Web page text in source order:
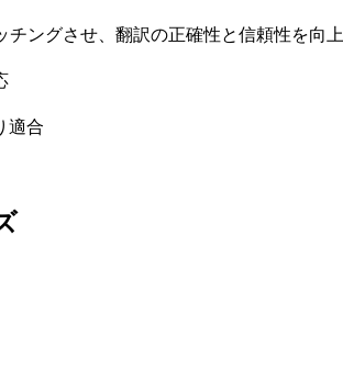
ングさせ、翻訳の正確性と信頼性を向上
適合